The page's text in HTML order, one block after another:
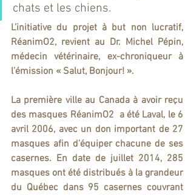
chats et les chiens.
L’initiative du projet à but non lucratif,
RéanimO2, revient au Dr. Michel Pépin,
médecin vétérinaire, ex-chroniqueur à
l’émission « Salut, Bonjour! ».
La première ville au Canada à avoir reçu
des masques RéanimO2  a été Laval, le 6
avril 2006, avec un don important de 27
masques afin d’équiper chacune de ses
casernes. En date de juillet 2014, 285
masques ont été distribués à la grandeur
du Québec dans 95 casernes couvrant